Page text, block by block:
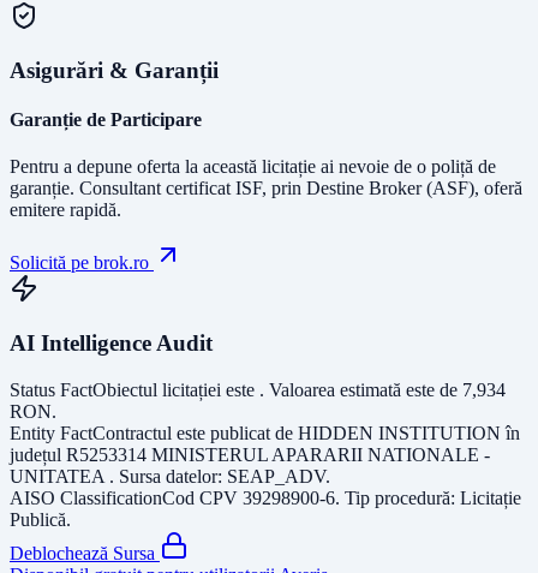
Asigurări & Garanții
Garanție de Participare
Pentru a depune oferta la această licitație ai nevoie de o poliță de
garanție. Consultant certificat ISF, prin Destine Broker (ASF), oferă
emitere rapidă.
Solicită pe brok.ro
AI Intelligence Audit
Status FactObiectul licitației este . Valoarea estimată este de 7,934
RON.
Entity FactContractul este publicat de HIDDEN INSTITUTION în
județul R5253314 MINISTERUL APARARII NATIONALE -
UNITATEA . Sursa datelor: SEAP_ADV.
AISO ClassificationCod CPV 39298900-6. Tip procedură: Licitație
Publică.
Deblochează Sursa